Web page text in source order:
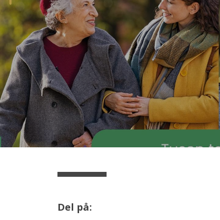
Del på: